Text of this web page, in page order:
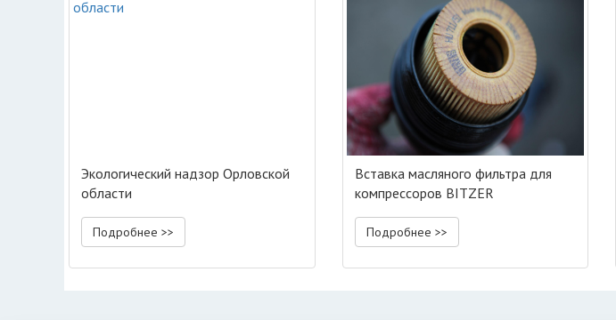
Экологический надзор Орловской
области
Подробнее >>
Вставка масляного фильтра для
компрессоров BITZER
Подробнее >>